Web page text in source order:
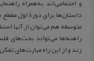
و اجتماعی‌اند به‌همراه
داستان‌ها برای دورۀ اول
متوسطه هم می‌توان از آنها
راهنماها می‌تواند بحث‌های
زند و از این راه مهارت‌های